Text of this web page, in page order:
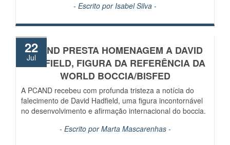
- Escrito porIsabel Silva -
PCAND PRESTA HOMENAGEM A DAVID
HADFIELD, FIGURA DA REFERÊNCIA DA
WORLD BOCCIA/BISFED
22
Jul
A PCAND recebeu com profunda tristeza a notícia do
falecimento de David Hadfield, uma figura incontornável
no desenvolvimento e afirmação internacional do boccia.
- Escrito porMarta Mascarenhas-